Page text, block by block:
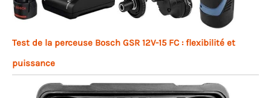
Test de la perceuse Bosch GSR 12V-15 FC : flexibilité et
puissance